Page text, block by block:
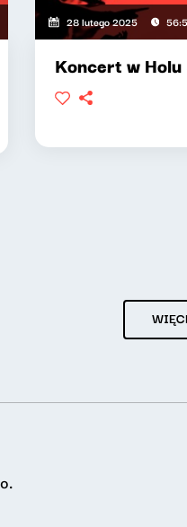
28 lutego 2025
Koncert w Holu